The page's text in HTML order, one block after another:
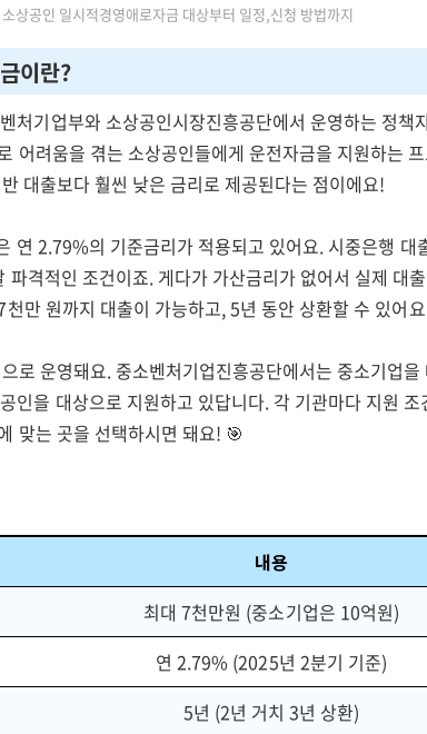
소상공인 일시적경영애로자금 대상부터 일정,신청 방법까지
이란?
처기업부와 소상공인시장진흥공단에서 운영하는 정책
어려움을 겪는 소상공인들에게 운전자금을 지원하는
대출보다 훨씬 낮은 금리로 제공된다는 점이에요!
연 2.79%의 기준금리가 적용되고 있어요. 시중은행 대
격적인 조건이죠. 게다가 가산금리가 없어서 실제 대
만 원까지 대출이 가능하고, 5년 동안 상환할 수 있어
로 운영돼요. 중소벤처기업진흥공단에서는 중소기업
인을 대상으로 지원하고 있답니다. 각 기관마다 지원
맞는 곳을 선택하시면 돼요! 🎯
내용
최대 7천만원 (중소기업은 10억원)
연 2.79% (2025년 2분기 기준)
5년 (2년 거치 3년 상환)